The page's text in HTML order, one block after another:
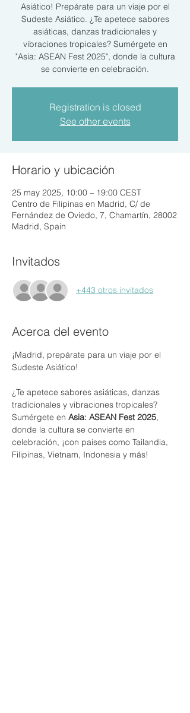
Asiático! Prepárate para un viaje por el
Sudeste Asiático. ¿Te apetece sabores
asiáticas, danzas tradicionales y
vibraciones tropicales? Sumérgete en
"Asia: ASEAN Fest 2025", donde la cultura
se convierte en celebración.
Registration is closed
See other events
Horario y ubicación
25 may 2025, 10:00 – 19:00 CEST
Centro de Filipinas en Madrid, C/ de
Fernández de Oviedo, 7, Chamartín, 28002
Madrid, Spain
Invitados
+443 otros invitados
Acerca del evento
¡Madrid, prepárate para un viaje por el
Sudeste Asiático!
¿Te apetece sabores asiáticas, danzas
tradicionales y vibraciones tropicales?
Sumérgete en Asia: ASEAN Fest 2025,
donde la cultura se convierte en
celebración, ¡con países como Tailandia,
Filipinas, Vietnam, Indonesia y más!